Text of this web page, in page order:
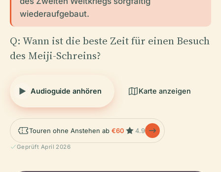
wiederaufgebaut.
Q: Wann ist die beste Zeit für einen Besuch
des Meiji-Schreins?
Audioguide anhören Karte anzeigen
Touren ohne Anstehen ab €60 4.9
Geprüft April 2026